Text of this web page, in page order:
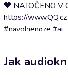
💙 NATOČENO V
https://www.QQ.cz
#navolnenoze #ai
Jak